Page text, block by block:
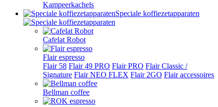
Kampeerkachels
Speciale koffiezetapparaten
Cafelat Robot
Flair espresso
Flair 58 Flair 49 PRO Flair PRO Flair Classic /
Signature Flair NEO FLEX Flair 2GO Flair accessoires
Bellman coffee